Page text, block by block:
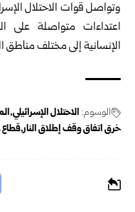
وتواصل قوات الاحتلال
اعتداءات متواصلة على
الإنسانية إلى مختلف مناطق
الوسوم: الاحتلال الإسرائيلي
خرق اتفاق وقف إطلاق النار قطاع